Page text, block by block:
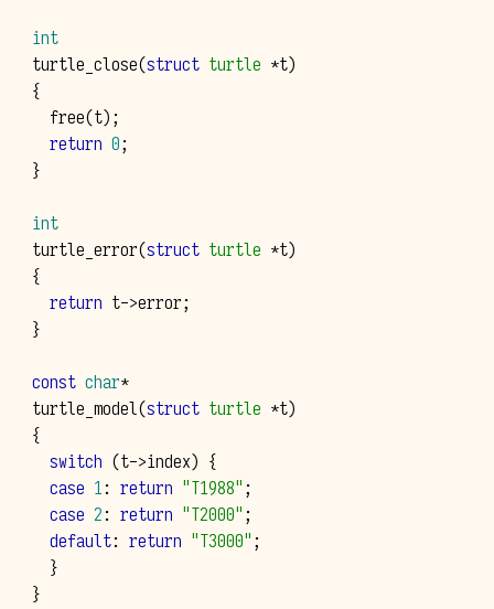
int
turtle_close(struct turtle *t)
{
free(t);
return 0;
}
int
turtle_error(struct turtle *t)
{
return t->error;
}
const char*
turtle_model(struct turtle *t)
{
switch (t->index) {
case 1: return "T1988";
case 2: return "T2000";
default: return "T3000";
}
}